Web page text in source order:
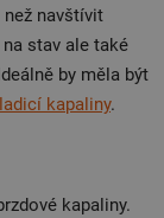
navštívit
stav ale také
by měla být
kapaliny.
kapaliny.